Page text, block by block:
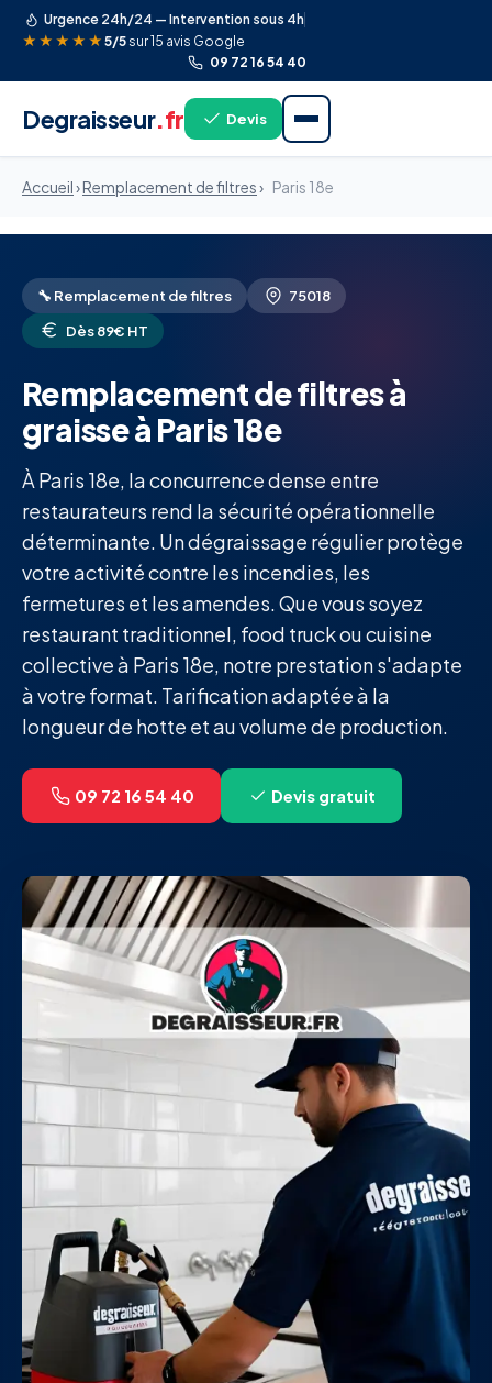
Urgence 24h/24 — Intervention sous 4h
★★★★★ 5/5 sur 15 avis Google
09 72 16 54 40
Degraisseur.fr Devis
Accueil›Remplacement de filtres› Paris 18e
🔧 Remplacement de filtres
75018
Dès 89€ HT
Remplacement de filtres à
graisse à Paris 18e
À Paris 18e, la concurrence dense entre
restaurateurs rend la sécurité opérationnelle
déterminante. Un dégraissage régulier protège
votre activité contre les incendies, les
fermetures et les amendes. Que vous soyez
restaurant traditionnel, food truck ou cuisine
collective à Paris 18e, notre prestation s'adapte
à votre format. Tarification adaptée à la
longueur de hotte et au volume de production.
09 72 16 54 40 Devis gratuit